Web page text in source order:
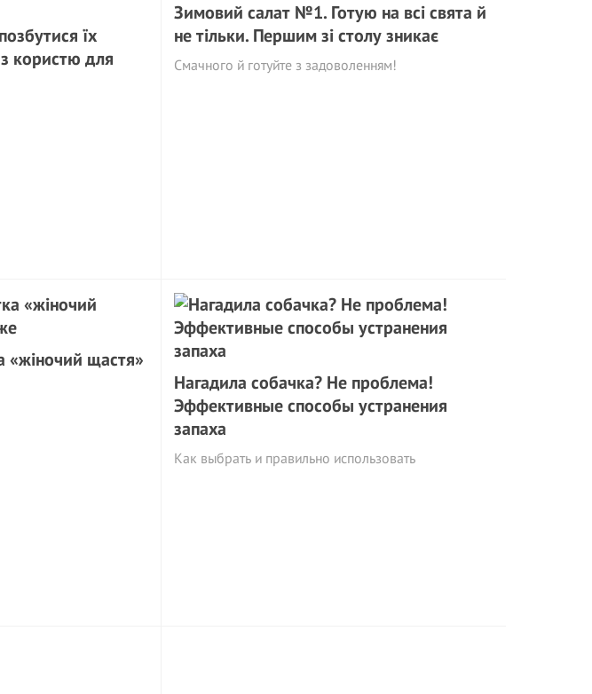
їх
з користю для
Зимовий салат №1. Готую на всі свята й
не тільки. Першим зі столу зникає
Смачного й готуйте з задоволенням!
«жіночий щастя»
Нагадила собачка? Не проблема!
Эффективные способы устранения
запаха
Как выбрать и правильно использовать